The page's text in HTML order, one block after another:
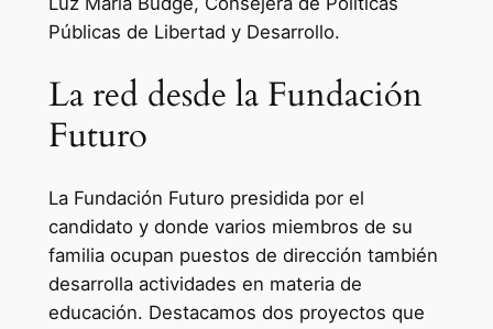
Públicas de Libertad y Desarrollo.
La red desde la Fundación
Futuro
La Fundación Futuro presidida por el
candidato y donde varios miembros de su
familia ocupan puestos de dirección también
desarrolla actividades en materia de
educación. Destacamos dos proyectos que